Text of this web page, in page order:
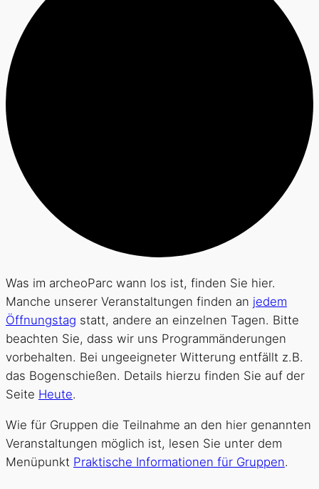
Was im archeoParc wann los ist, finden Sie hier.
Manche unserer Veranstaltungen finden an jedem
Öffnungstag statt, andere an einzelnen Tagen. Bitte
beachten Sie, dass wir uns Programmänderungen
vorbehalten. Bei ungeeigneter Witterung entfällt z.B.
das Bogenschießen. Details hierzu finden Sie auf der
Seite Heute.
Wie für Gruppen die Teilnahme an den hier genannten
Veranstaltungen möglich ist, lesen Sie unter dem
Menüpunkt Praktische Informationen für Gruppen.